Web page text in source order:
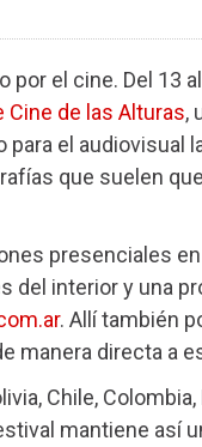
el cine. Del 13
Cine de las Alturas,
el audiovisual
que suelen
presenciales
del interior y una
. Allí también
manera directa a
Chile, Colombia,
mantiene así